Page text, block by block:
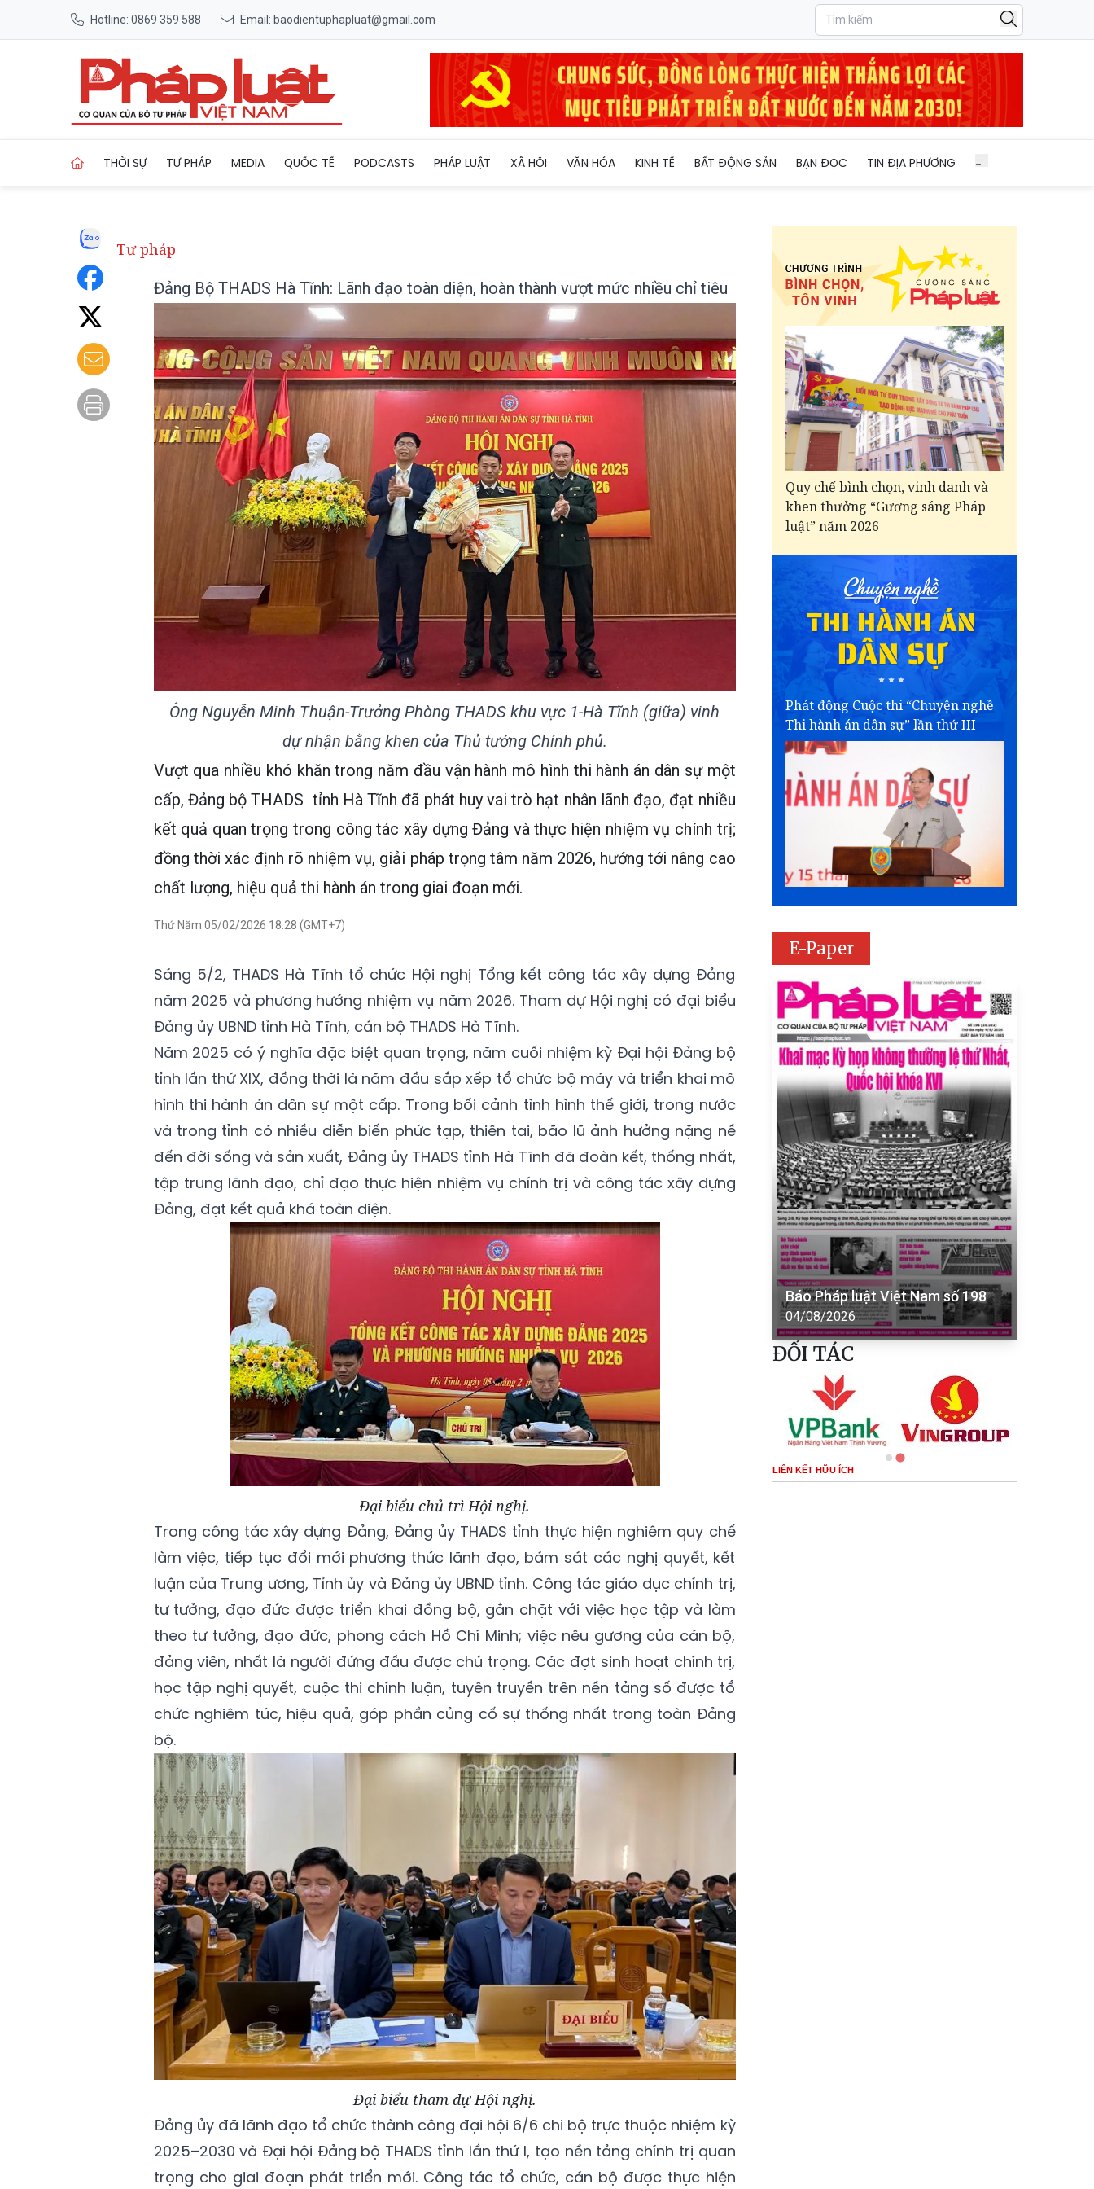
Hotline: 0869 359 588 Email: baodientuphapluat@gmail.com
THỜI SỰ TƯ PHÁP MEDIA QUỐC TẾ PODCASTS PHÁP LUẬT XÃ HỘI VĂN HÓA KINH TẾ BẤT ĐỘNG SẢN BẠN ĐỌC TIN ĐỊA PHƯƠNG
Tư pháp
Đảng Bộ THADS Hà Tĩnh: Lãnh đạo toàn diện, hoàn thành vượt mức nhiều chỉ tiêu
Ông Nguyễn Minh Thuận-Trưởng Phòng THADS khu vực 1-Hà Tĩnh (giữa) vinh
dự nhận bằng khen của Thủ tướng Chính phủ.
Vượt qua nhiều khó khăn trong năm đầu vận hành mô hình thi hành án dân sự một
cấp, Đảng bộ THADS tỉnh Hà Tĩnh đã phát huy vai trò hạt nhân lãnh đạo, đạt nhiều
kết quả quan trọng trong công tác xây dựng Đảng và thực hiện nhiệm vụ chính trị;
đồng thời xác định rõ nhiệm vụ, giải pháp trọng tâm năm 2026, hướng tới nâng cao
chất lượng, hiệu quả thi hành án trong giai đoạn mới.
Thứ Năm 05/02/2026 18:28 (GMT+7)
Sáng 5/2, THADS Hà Tĩnh tổ chức Hội nghị Tổng kết công tác xây dựng Đảng
năm 2025 và phương hướng nhiệm vụ năm 2026. Tham dự Hội nghị có đại biểu
Đảng ủy UBND tỉnh Hà Tĩnh, cán bộ THADS Hà Tĩnh.
Năm 2025 có ý nghĩa đặc biệt quan trọng, năm cuối nhiệm kỳ Đại hội Đảng bộ
tỉnh lần thứ XIX, đồng thời là năm đầu sắp xếp tổ chức bộ máy và triển khai mô
hình thi hành án dân sự một cấp. Trong bối cảnh tình hình thế giới, trong nước
và trong tỉnh có nhiều diễn biến phức tạp, thiên tai, bão lũ ảnh hưởng nặng nề
đến đời sống và sản xuất, Đảng ủy THADS tỉnh Hà Tĩnh đã đoàn kết, thống nhất,
tập trung lãnh đạo, chỉ đạo thực hiện nhiệm vụ chính trị và công tác xây dựng
Đảng, đạt kết quả khá toàn diện.
Đại biểu chủ trì Hội nghị.
Trong công tác xây dựng Đảng, Đảng ủy THADS tỉnh thực hiện nghiêm quy chế
làm việc, tiếp tục đổi mới phương thức lãnh đạo, bám sát các nghị quyết, kết
luận của Trung ương, Tỉnh ủy và Đảng ủy UBND tỉnh. Công tác giáo dục chính trị,
tư tưởng, đạo đức được triển khai đồng bộ, gắn chặt với việc học tập và làm
theo tư tưởng, đạo đức, phong cách Hồ Chí Minh; việc nêu gương của cán bộ,
đảng viên, nhất là người đứng đầu được chú trọng. Các đợt sinh hoạt chính trị,
học tập nghị quyết, cuộc thi chính luận, tuyên truyền trên nền tảng số được tổ
chức nghiêm túc, hiệu quả, góp phần củng cố sự thống nhất trong toàn Đảng
bộ.
Đại biểu tham dự Hội nghị.
Đảng ủy đã lãnh đạo tổ chức thành công đại hội 6/6 chi bộ trực thuộc nhiệm kỳ
2025–2030 và Đại hội Đảng bộ THADS tỉnh lần thứ I, tạo nền tảng chính trị quan
trọng cho giai đoạn phát triển mới. Công tác tổ chức, cán bộ được thực hiện
Quy chế bình chọn, vinh danh và
khen thưởng “Gương sáng Pháp
luật” năm 2026
Phát động Cuộc thi “Chuyện nghề
Thi hành án dân sự” lần thứ III
E-Paper
Báo Pháp luật Việt Nam số 198
04/08/2026
ĐỐI TÁC
LIÊN KẾT HỮU ÍCH